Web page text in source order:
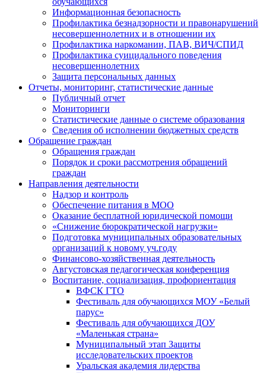
Информационная безопасность
Профилактика безнадзорности и правонарушений
несовершеннолетних и в отношении их
Профилактика наркомании, ПАВ, ВИЧ/СПИД
Профилактика суицидального поведения
несовершеннолетних
Защита персональных данных
Отчеты, мониторинг, статистические данные
Публичный отчет
Мониторинги
Статистические данные о системе образования
Сведения об исполнении бюджетных средств
Обращение граждан
Обращения граждан
Порядок и сроки рассмотрения обращений
граждан
Направления деятельности
Надзор и контроль
Обеспечение питания в МОО
Оказание бесплатной юридической помощи
«Снижение бюрократической нагрузки»
Подготовка муниципальных образовательных
организаций к новому уч.году
Финансово-хозяйственная деятельность
Августовская педагогическая конференция
Воспитание, социализация, профориентация
ВФСК ГТО
Фестиваль для обучающихся МОУ «Белый
парус»
Фестиваль для обучающихся ДОУ
«Маленькая страна»
Муниципальный этап Защиты
исследовательских проектов
Уральская академия лидерства